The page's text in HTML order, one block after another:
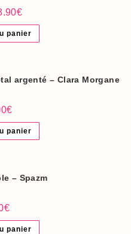
:
€Le
actuel
est :
3.90€.
panier
argenté – Clara Morgane
€
panier
– Spazm
€
panier